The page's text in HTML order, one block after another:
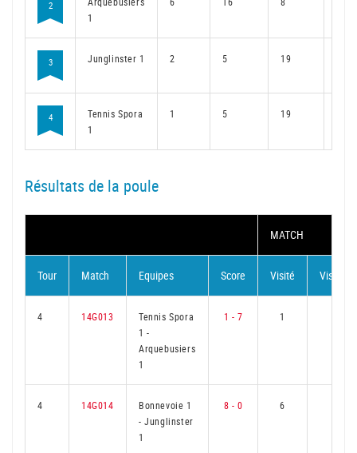
2
1
3 Junglinster 1 2 5 19
4
Tennis Spora
1
1 5 19
Résultats de la poule
MATCH
Tour Match Equipes Score Visité Visiteur
4 14G013
Tennis Spora
1-
Arquebusiers
1
1 - 7 1
4 14G014
Bonnevoie 1
-Junglinster
1
8 - 0 6